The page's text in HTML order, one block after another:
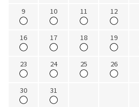
9 10 11 12
16
17 18 19
23 24 25 26
30 31